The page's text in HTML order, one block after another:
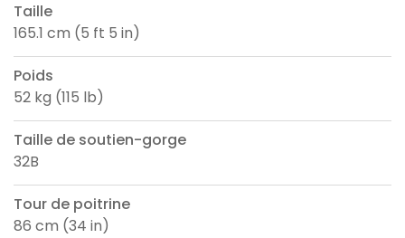
Taille
165.1 cm (5 ft 5 in)
Poids
52 kg (115 lb)
Taille de soutien-gorge
32B
Tour de poitrine
86 cm (34 in)